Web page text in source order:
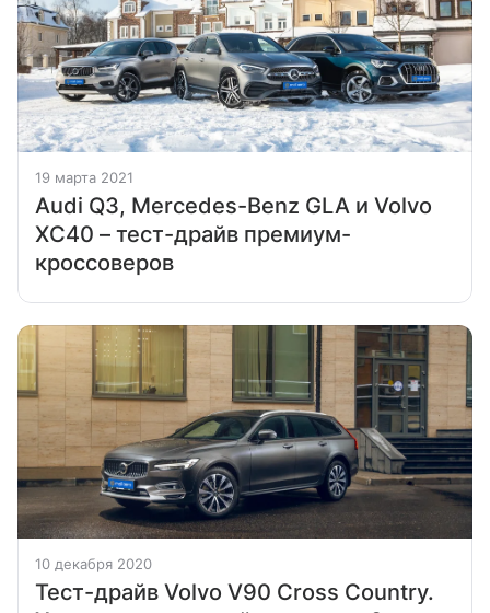
19 марта 2021
Audi Q3, Mercedes-Benz GLA и Volvo
XC40 – тест-драйв премиум-
кроссоверов
10 декабря 2020
Тест-драйв Volvo V90 Cross Country.